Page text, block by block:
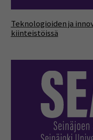
Teknologioiden ja
kiinteistöissä